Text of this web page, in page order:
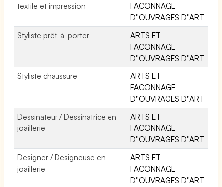
textile et impression
FACONNAGE
D''OUVRAGES D''ART
Styliste prêt-à-porter
ARTS ET
FACONNAGE
D''OUVRAGES D''ART
Styliste chaussure
ARTS ET
FACONNAGE
D''OUVRAGES D''ART
Dessinateur / Dessinatrice en
joaillerie
ARTS ET
FACONNAGE
D''OUVRAGES D''ART
Designer / Designeuse en
joaillerie
ARTS ET
FACONNAGE
D''OUVRAGES D''ART